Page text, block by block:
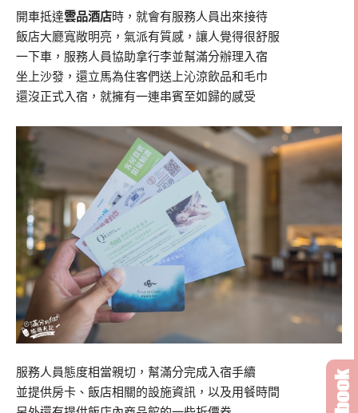
開車抵達雲品酒店時，就會有服務人員出來接待
飯店大廳寬敞明亮，氣派有質感，讓人覺得很舒服
一下車，服務人員協助拿行李並幫滿分辦理入宿
坐上沙發，還立馬為住客們送上沁涼飲品和毛巾
還沒正式入宿，就擁有一連串賓至如歸的感受
服務人員態度相當親切，幫滿分完成入宿手續
並提供房卡、飯店相關的設施資訊，以及用餐時間